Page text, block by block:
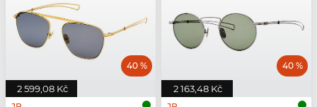
2 599,08 Kč
40 %
2 163,48 Kč
40 %